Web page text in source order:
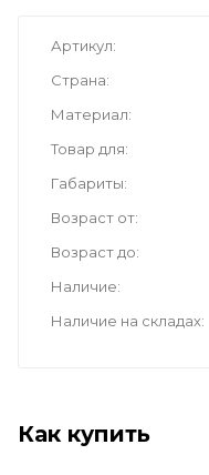
Артикул
Страна
Материал
Товар для
Габариты
Возраст от
Возраст до
Наличие
Наличие на складах
Как купить